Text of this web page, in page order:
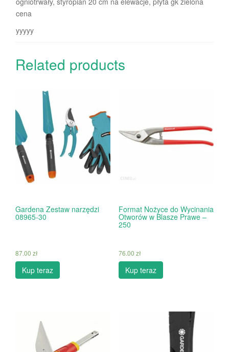
cena
yyyyy
Related products
Gardena Zestaw narzędzi
08965-30
87.00 zł
Kup teraz
Format Nożyce do Wycinania
Otworów w Blasze Prawe –
250
76.00 zł
Kup teraz